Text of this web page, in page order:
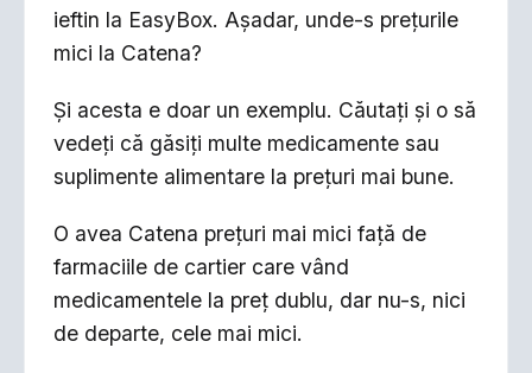
ieftin la EasyBox. Așadar, unde-s prețurile
mici la Catena?
Și acesta e doar un exemplu. Căutați și o să
vedeți că găsiți multe medicamente sau
suplimente alimentare la prețuri mai bune.
O avea Catena prețuri mai mici față de
farmaciile de cartier care vând
medicamentele la preț dublu, dar nu-s, nici
de departe, cele mai mici.